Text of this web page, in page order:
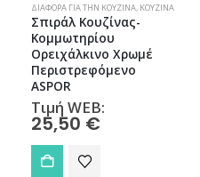
ΔΙΆΦΟΡΑ ΓΙΑ ΤΗΝ ΚΟΥΖΊΝΑ, ΚΟΥΖΊΝΑ
Σπιράλ Κουζίνας-
Κομμωτηρίου
Ορειχάλκινο Χρωμέ
Περιστρεφόμενο
ASPOR
Τιμή WEB:
25,50 €